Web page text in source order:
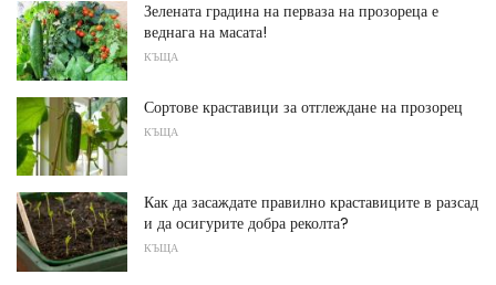
Зелената градина на перваза на прозореца е
веднага на масата!
КЪЩА
Сортове краставици за отглеждане на прозорец
КЪЩА
Как да засаждате правилно краставиците в разсад
и да осигурите добра реколта?
КЪЩА